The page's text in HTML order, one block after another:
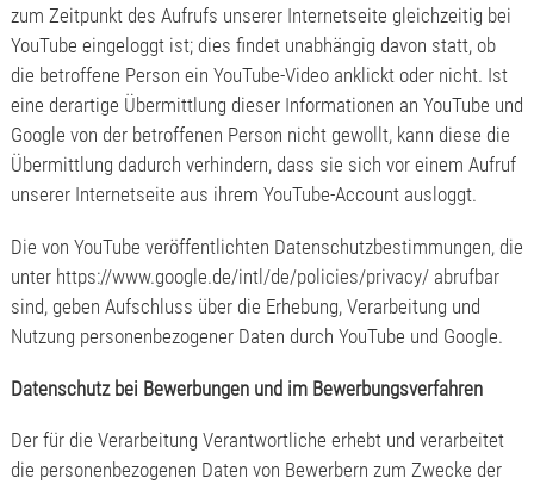
zum Zeitpunkt des Aufrufs unserer Internetseite gleichzeitig bei
YouTube eingeloggt ist; dies findet unabhängig davon statt, ob
die betroffene Person ein YouTube-Video anklickt oder nicht. Ist
eine derartige Übermittlung dieser Informationen an YouTube und
Google von der betroffenen Person nicht gewollt, kann diese die
Übermittlung dadurch verhindern, dass sie sich vor einem Aufruf
unserer Internetseite aus ihrem YouTube-Account ausloggt.
Die von YouTube veröffentlichten Datenschutzbestimmungen, die
unter https://www.google.de/intl/de/policies/privacy/ abrufbar
sind, geben Aufschluss über die Erhebung, Verarbeitung und
Nutzung personenbezogener Daten durch YouTube und Google.
Datenschutz bei Bewerbungen und im Bewerbungsverfahren
Der für die Verarbeitung Verantwortliche erhebt und verarbeitet
die personenbezogenen Daten von Bewerbern zum Zwecke der